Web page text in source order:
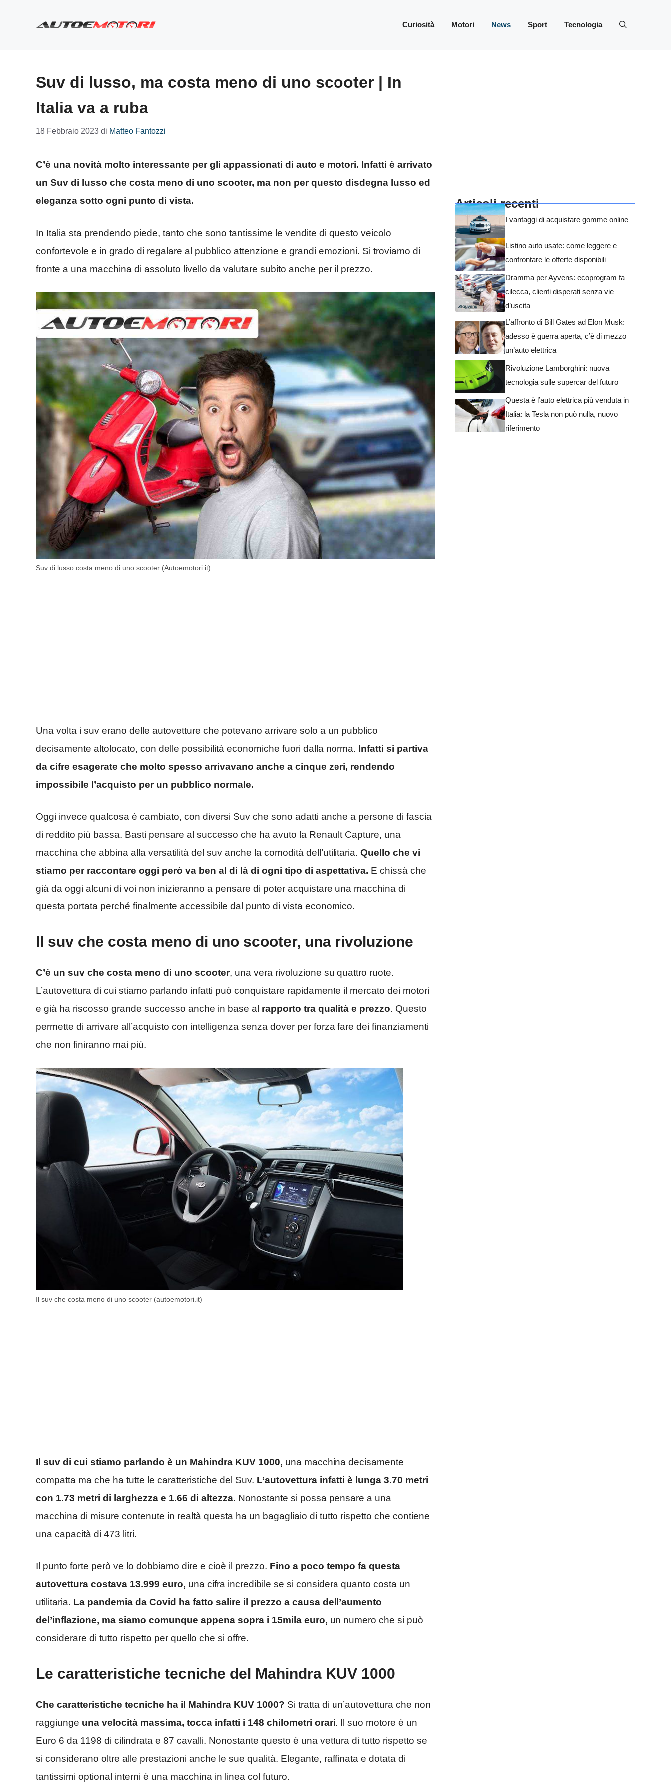
Curiosità Motori News Sport Tecnologia
Suv di lusso, ma costa meno di uno scooter | In
Italia va a ruba
18 Febbraio 2023 di Matteo Fantozzi
C’è una novità molto interessante per gli appassionati di auto e motori. Infatti è arrivato
un Suv di lusso che costa meno di uno scooter, ma non per questo disdegna lusso ed
eleganza sotto ogni punto di vista.
In Italia sta prendendo piede, tanto che sono tantissime le vendite di questo veicolo
confortevole e in grado di regalare al pubblico attenzione e grandi emozioni. Si troviamo di
fronte a una macchina di assoluto livello da valutare subito anche per il prezzo.
Suv di lusso costa meno di uno scooter (Autoemotori.it)
Una volta i suv erano delle autovetture che potevano arrivare solo a un pubblico
decisamente altolocato, con delle possibilità economiche fuori dalla norma. Infatti si partiva
da cifre esagerate che molto spesso arrivavano anche a cinque zeri, rendendo
impossibile l’acquisto per un pubblico normale.
Oggi invece qualcosa è cambiato, con diversi Suv che sono adatti anche a persone di fascia
di reddito più bassa. Basti pensare al successo che ha avuto la Renault Capture, una
macchina che abbina alla versatilità del suv anche la comodità dell’utilitaria. Quello che vi
stiamo per raccontare oggi però va ben al di là di ogni tipo di aspettativa. E chissà che
già da oggi alcuni di voi non inizieranno a pensare di poter acquistare una macchina di
questa portata perché finalmente accessibile dal punto di vista economico.
Il suv che costa meno di uno scooter, una rivoluzione
C’è un suv che costa meno di uno scooter, una vera rivoluzione su quattro ruote.
L’autovettura di cui stiamo parlando infatti può conquistare rapidamente il mercato dei motori
e già ha riscosso grande successo anche in base al rapporto tra qualità e prezzo. Questo
permette di arrivare all’acquisto con intelligenza senza dover per forza fare dei finanziamenti
che non finiranno mai più.
Il suv che costa meno di uno scooter (autoemotori.it)
Il suv di cui stiamo parlando è un Mahindra KUV 1000, una macchina decisamente
compatta ma che ha tutte le caratteristiche del Suv. L’autovettura infatti è lunga 3.70 metri
con 1.73 metri di larghezza e 1.66 di altezza. Nonostante si possa pensare a una
macchina di misure contenute in realtà questa ha un bagagliaio di tutto rispetto che contiene
una capacità di 473 litri.
Il punto forte però ve lo dobbiamo dire e cioè il prezzo. Fino a poco tempo fa questa
autovettura costava 13.999 euro, una cifra incredibile se si considera quanto costa un
utilitaria. La pandemia da Covid ha fatto salire il prezzo a causa dell’aumento
del’inflazione, ma siamo comunque appena sopra i 15mila euro, un numero che si può
considerare di tutto rispetto per quello che si offre.
Le caratteristiche tecniche del Mahindra KUV 1000
Che caratteristiche tecniche ha il Mahindra KUV 1000? Si tratta di un’autovettura che non
raggiunge una velocità massima, tocca infatti i 148 chilometri orari. Il suo motore è un
Euro 6 da 1198 di cilindrata e 87 cavalli. Nonostante questo è una vettura di tutto rispetto se
si considerano oltre alle prestazioni anche le sue qualità. Elegante, raffinata e dotata di
tantissimi optional interni è una macchina in linea col futuro.
Articoli recenti
I vantaggi di acquistare gomme online
Listino auto usate: come leggere e
confrontare le offerte disponibili
Dramma per Ayvens: ecoprogram fa
cilecca, clienti disperati senza vie
d’uscita
L’affronto di Bill Gates ad Elon Musk:
adesso è guerra aperta, c’è di mezzo
un’auto elettrica
Rivoluzione Lamborghini: nuova
tecnologia sulle supercar del futuro
Questa è l’auto elettrica più venduta in
Italia: la Tesla non può nulla, nuovo
riferimento